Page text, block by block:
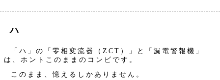
ハ
「ハ」の「零相変流器（ZCT）」と「漏電警報機」
は、ホントこのままのコンビです。
このまま、憶えるしかありません。